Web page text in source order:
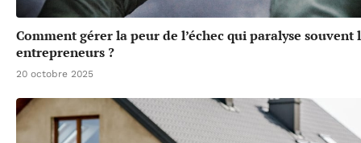
Comment gérer la peur de l’échec qui paralyse souvent
entrepreneurs ?
20 octobre 2025